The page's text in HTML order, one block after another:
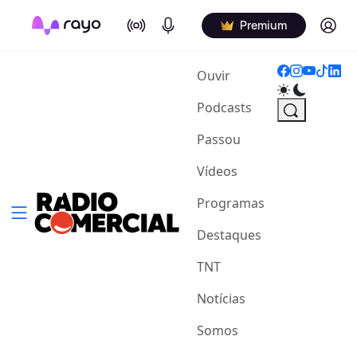
On Air Podcasts Premium Log in
Ouvir(current)
Podcasts
Passou
Vídeos
Programas
Destaques
TNT
Notícias
Somos